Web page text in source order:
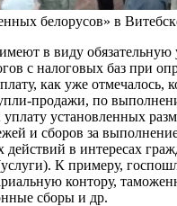
белорусов» в
в виду обязательную
с налоговых баз при
как уже отмечалось,
продажи, по
установленных
и сборов за
в интересах
К примеру,
контору,
сборы и др.